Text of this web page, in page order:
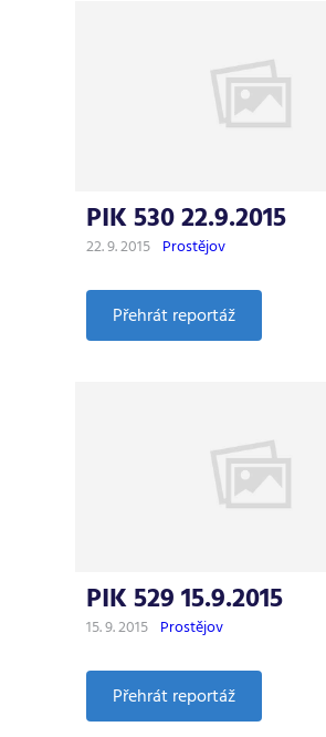
PIK 530 22.9.2015
22. 9. 2015 Prostějov
Přehrát reportáž:
PIK
PIK 529 15.9.2015
15. 9. 2015 Prostějov
Přehrát reportáž:
PIK